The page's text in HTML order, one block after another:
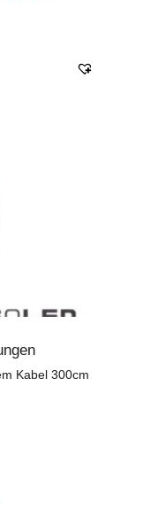
Kabel 300cm